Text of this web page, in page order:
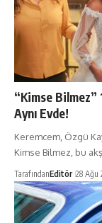
“Kimse Bilmez”
Aynı Evde!
Keremcem, Özgü
Kimse Bilmez, bu
TarafındanEditör 28 Ağu